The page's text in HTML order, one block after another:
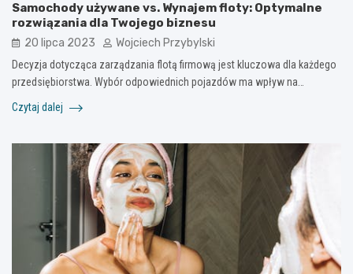
Samochody używane vs. Wynajem floty: Optymalne
rozwiązania dla Twojego biznesu
20 lipca 2023 Wojciech Przybylski
Decyzja dotycząca zarządzania flotą firmową jest kluczowa dla każdego
przedsiębiorstwa. Wybór odpowiednich pojazdów ma wpływ na…
Czytaj dalej